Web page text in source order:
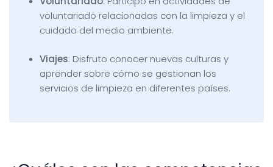
voluntariado relacionadas con la limpieza y el
cuidado del medio ambiente.
Viajes: Disfruto conocer nuevas culturas y
aprender sobre cómo se gestionan los
servicios de limpieza en diferentes países.